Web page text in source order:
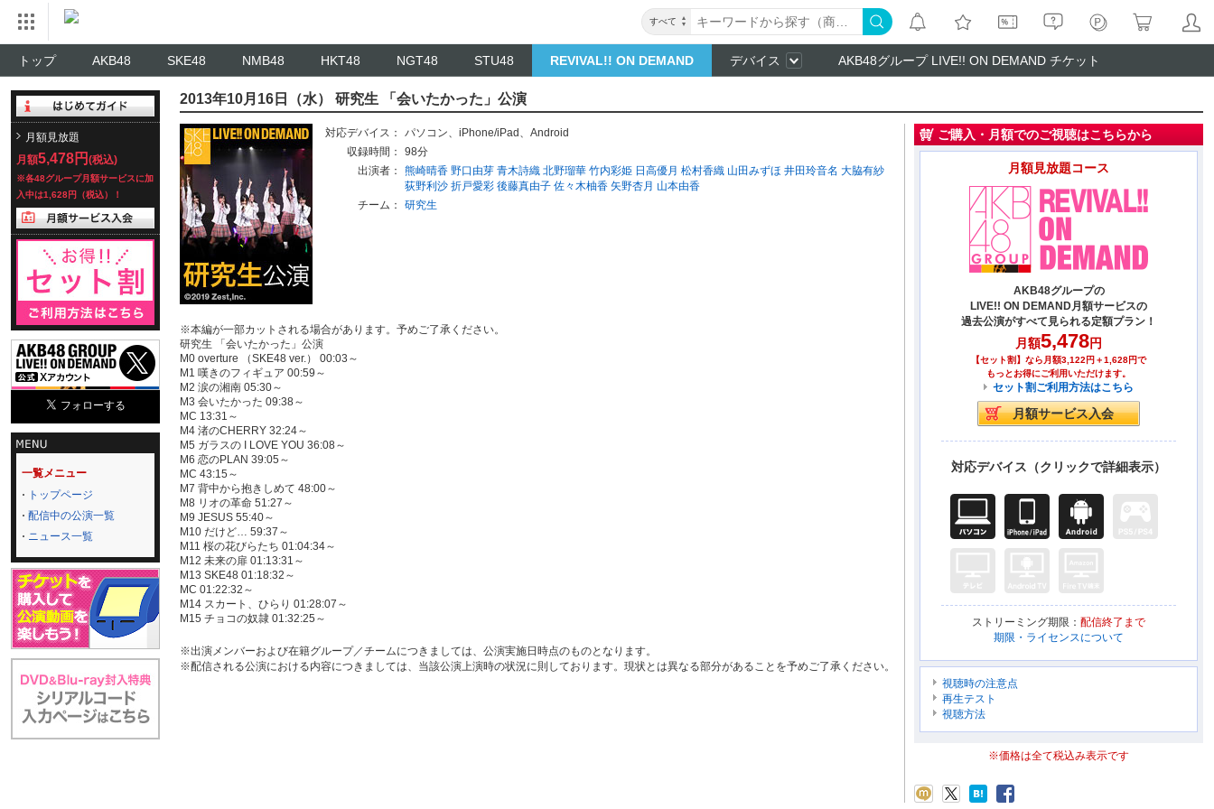
すべて
トップ AKB48 SKE48 NMB48 HKT48 NGT48 STU48 REVIVAL!! ON DEMAND デバイス AKB48グループ LIVE!! ON DEMAND チケット
月額見放題
月額5,478円 (税込)
※各48グループ月額サービスに加
入中は1,628円（税込）！
一覧メニュー
トップページ
配信中の公演一覧
ニュース一覧
2013年10月16日（水） 研究生 「会いたかった」公演
対応デバイス： パソコン、 iPhone/iPad 、 Android
収録時間：
98分
出演者：
熊崎晴香 野口由芽 青木詩織 北野瑠華 竹内彩姫 日高優月 松村香織 山田みずほ 井田玲音名 大脇有紗
荻野利沙 折戸愛彩 後藤真由子 佐々木柚香 矢野杏月 山本由香
チーム：
研究生
※本編が一部カットされる場合があります。予めご了承ください。
研究生 「会いたかった」公演
M0 overture （SKE48 ver.） 00:03～
M1 嘆きのフィギュア 00:59～
M2 涙の湘南 05:30～
M3 会いたかった 09:38～
MC 13:31～
M4 渚のCHERRY 32:24～
M5 ガラスの I LOVE YOU 36:08～
M6 恋のPLAN 39:05～
MC 43:15～
M7 背中から抱きしめて 48:00～
M8 リオの革命 51:27～
M9 JESUS 55:40～
M10 だけど… 59:37～
M11 桜の花びらたち 01:04:34～
M12 未来の扉 01:13:31～
M13 SKE48 01:18:32～
MC 01:22:32～
M14 スカート、ひらり 01:28:07～
M15 チョコの奴隷 01:32:25～
※出演メンバーおよび在籍グループ／チームにつきましては、公演実施日時点のものとなります。
※配信される公演における内容につきましては、当該公演上演時の状況に則しております。現状とは異なる部分があることを予めご了承ください。
ご購入・月額でのご視聴はこちらから
月額見放題コース
AKB48グループの
LIVE!! ON DEMAND月額サービスの
過去公演がすべて見られる定額プラン！
月額5,478円
【セット割】なら月額3,122円＋1,628円で
もっとお得にご利用いただけます。
セット割ご利用方法はこちら
対応デバイス（クリックで詳細表示）
ストリーミング期限： 配信終了まで
期限・ライセンスについて
視聴時の注意点
再生テスト
視聴方法
※価格は全て税込み表示です